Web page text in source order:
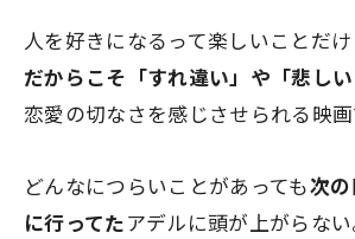
人を好きになるって楽しいことだ
だからこそ「すれ違い」や「悲しい
恋愛の切なさを感じさせられる映画
どんなにつらいことがあっても次
に行ってたアデルに頭が上がらな